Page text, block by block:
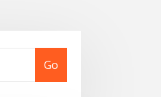
Go